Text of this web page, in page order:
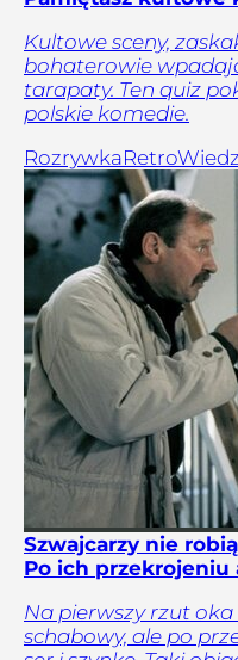
Kultowe sceny,
bohaterowie
tarapaty. Ten quiz
polskie komedie.
RozrywkaRetro
Szwajcarzy nie
Po ich przekrojeniu
Na pierwszy rzut
schabowy, ale po